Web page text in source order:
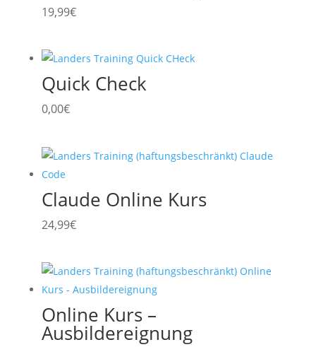
19,99€
Quick Check
0,00€
Claude Online Kurs
24,99€
Online Kurs –
Ausbildereignung